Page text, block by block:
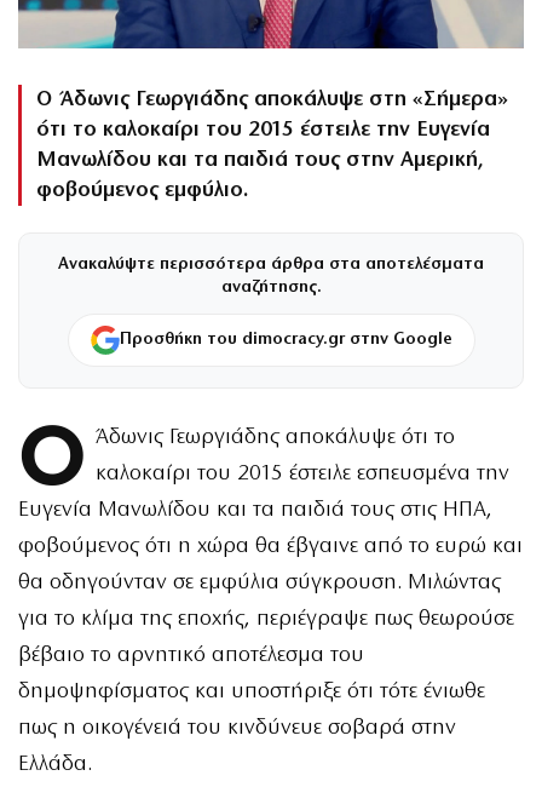
Ο Άδωνις Γεωργιάδης αποκάλυψε στη «Σήμερα»
ότι το καλοκαίρι του 2015 έστειλε την Ευγενία
Μανωλίδου και τα παιδιά τους στην Αμερική,
φοβούμενος εμφύλιο.
Ανακαλύψτε περισσότερα άρθρα στα αποτελέσματα
αναζήτησης.
Προσθήκη του dimocracy.gr στην Google
Ο Άδωνις Γεωργιάδης αποκάλυψε ότι το
καλοκαίρι του 2015 έστειλε εσπευσμένα την
Ευγενία Μανωλίδου και τα παιδιά τους στις ΗΠΑ,
φοβούμενος ότι η χώρα θα έβγαινε από το ευρώ και
θα οδηγούνταν σε εμφύλια σύγκρουση. Μιλώντας
για το κλίμα της εποχής, περιέγραψε πως θεωρούσε
βέβαιο το αρνητικό αποτέλεσμα του
δημοψηφίσματος και υποστήριξε ότι τότε ένιωθε
πως η οικογένειά του κινδύνευε σοβαρά στην
Ελλάδα.